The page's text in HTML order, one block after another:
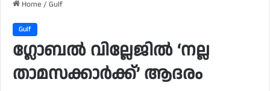
Home /Gulf
Gulf
ഗ്ലോബൽ വില്ലേജിൽ ‘നല്ല
താമസക്കാർക്ക്’ ആദരം